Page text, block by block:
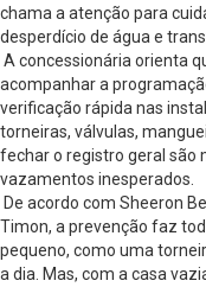
chama a atenção para
desperdício de água e
A concessionária orienta
acompanhar a
verificação rápida nas
torneiras, válvulas,
fechar o registro geral são
vazamentos inesperados.
De acordo com Sheeron
Timon, a prevenção faz
pequeno, como uma
a dia. Mas, com a casa